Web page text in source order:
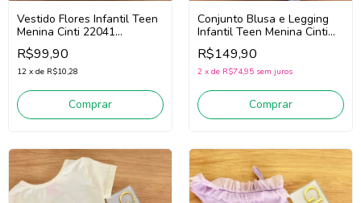
Vestido Flores Infantil Teen
Menina Cinti 22041
(Rosa/Off White/Verde)
R$99,90
12 x de R$10,28
Comprar
Conjunto Blusa e Legging
Infantil Teen Menina Cinti
22128 (Off White/Lilás)
R$149,90
2 x de R$74,95 sem juros
Comprar